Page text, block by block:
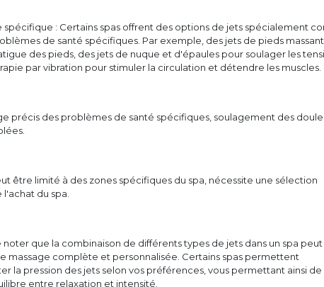
spécifique : Certains spas offrent des options de jets spécialement
de santé spécifiques. Par exemple, des jets de pieds
des pieds, des jets de nuque et d'épaules pour soulager les
par vibration pour stimuler la circulation et détendre les muscles.
précis des problèmes de santé spécifiques, soulagement des
être limité à des zones spécifiques du spa, nécessite une sélection
du spa.
noter que la combinaison de différents types de jets dans un spa
massage complète et personnalisée. Certains spas permettent
la pression des jets selon vos préférences, vous permettant ainsi de
entre relaxation et intensité.